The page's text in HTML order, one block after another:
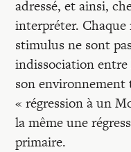
adressé, et ainsi,
interpréter. Chaque
stimulus ne sont
indissociation
son environnement
« régression à un
la même une
primaire.